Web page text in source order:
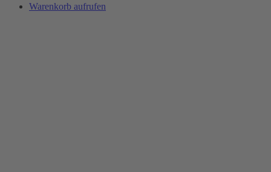
Warenkorb aufrufen